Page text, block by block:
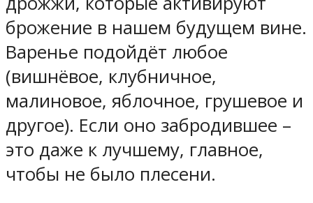
брожение в нашем будущем вине.
Варенье подойдёт любое
(вишнёвое, клубничное,
малиновое, яблочное, грушевое и
другое). Если оно забродившее –
это даже к лучшему, главное,
чтобы не было плесени.